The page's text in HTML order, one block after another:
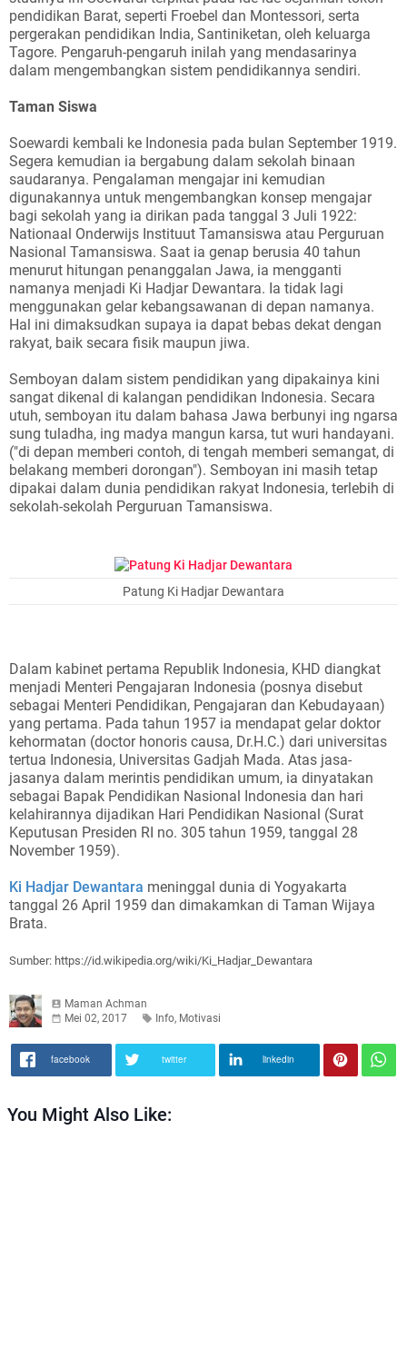
pendidikan Barat, seperti Froebel dan Montessori, serta
pergerakan pendidikan India, Santiniketan, oleh keluarga
Tagore. Pengaruh-pengaruh inilah yang mendasarinya
dalam mengembangkan sistem pendidikannya sendiri.
Taman Siswa
Soewardi kembali ke Indonesia pada bulan September 1919.
Segera kemudian ia bergabung dalam sekolah binaan
saudaranya. Pengalaman mengajar ini kemudian
digunakannya untuk mengembangkan konsep mengajar
bagi sekolah yang ia dirikan pada tanggal 3 Juli 1922:
Nationaal Onderwijs Instituut Tamansiswa atau Perguruan
Nasional Tamansiswa. Saat ia genap berusia 40 tahun
menurut hitungan penanggalan Jawa, ia mengganti
namanya menjadi Ki Hadjar Dewantara. Ia tidak lagi
menggunakan gelar kebangsawanan di depan namanya.
Hal ini dimaksudkan supaya ia dapat bebas dekat dengan
rakyat, baik secara fisik maupun jiwa.
Semboyan dalam sistem pendidikan yang dipakainya kini
sangat dikenal di kalangan pendidikan Indonesia. Secara
utuh, semboyan itu dalam bahasa Jawa berbunyi ing ngarsa
sung tuladha, ing madya mangun karsa, tut wuri handayani.
("di depan memberi contoh, di tengah memberi semangat, di
belakang memberi dorongan"). Semboyan ini masih tetap
dipakai dalam dunia pendidikan rakyat Indonesia, terlebih di
sekolah-sekolah Perguruan Tamansiswa.
Patung Ki Hadjar Dewantara
Dalam kabinet pertama Republik Indonesia, KHD diangkat
menjadi Menteri Pengajaran Indonesia (posnya disebut
sebagai Menteri Pendidikan, Pengajaran dan Kebudayaan)
yang pertama. Pada tahun 1957 ia mendapat gelar doktor
kehormatan (doctor honoris causa, Dr.H.C.) dari universitas
tertua Indonesia, Universitas Gadjah Mada. Atas jasa-
jasanya dalam merintis pendidikan umum, ia dinyatakan
sebagai Bapak Pendidikan Nasional Indonesia dan hari
kelahirannya dijadikan Hari Pendidikan Nasional (Surat
Keputusan Presiden RI no. 305 tahun 1959, tanggal 28
November 1959).
Ki Hadjar Dewantara meninggal dunia di Yogyakarta
tanggal 26 April 1959 dan dimakamkan di Taman Wijaya
Brata.
Sumber: https://id.wikipedia.org/wiki/Ki_Hadjar_Dewantara
Maman Achman
Mei 02, 2017
Info, Motivasi
facebook twitter linkedin
You Might Also Like: